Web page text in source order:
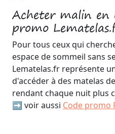
Acheter malin en
promo
Pour tous ceux qui
espace de sommeil sans
Lematelas.fr représente
d'accéder à des matelas
rendant chaque nuit plus
➡️ voir aussi Code promo